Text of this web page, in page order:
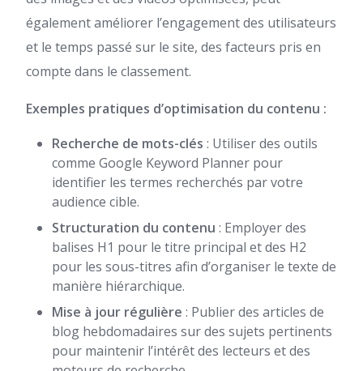
également améliorer l’engagement des utilisateurs
et le temps passé sur le site, des facteurs pris en
compte dans le classement.
Exemples pratiques d’optimisation du contenu :
Recherche de mots-clés : Utiliser des outils
comme Google Keyword Planner pour
identifier les termes recherchés par votre
audience cible.
Structuration du contenu : Employer des
balises H1 pour le titre principal et des H2
pour les sous-titres afin d’organiser le texte de
manière hiérarchique.
Mise à jour régulière : Publier des articles de
blog hebdomadaires sur des sujets pertinents
pour maintenir l’intérêt des lecteurs et des